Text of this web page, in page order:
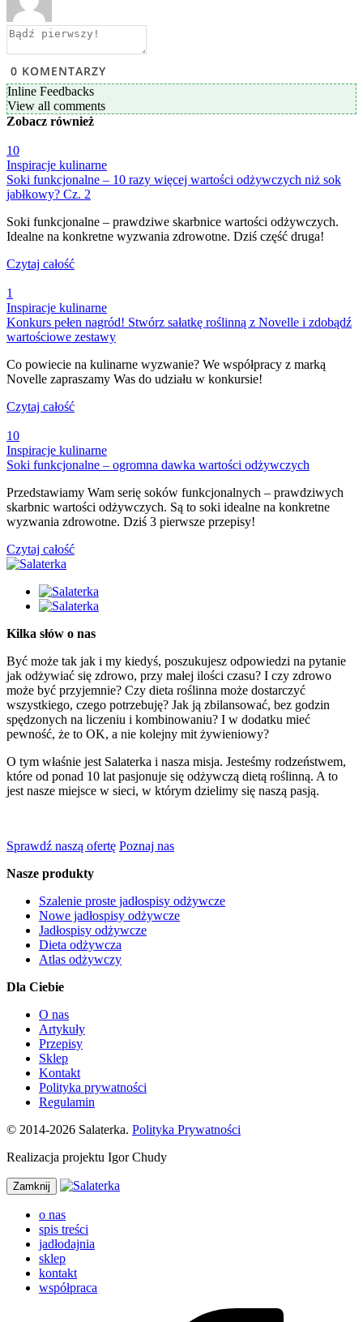
0 KOMENTARZY
Inline Feedbacks
View all comments
Zobacz również
10
Inspiracje kulinarne
Soki funkcjonalne – 10 razy więcej wartości odżywczych niż sok
jabłkowy? Cz. 2
Soki funkcjonalne – prawdziwe skarbnice wartości odżywczych.
Idealne na konkretne wyzwania zdrowotne. Dziś część druga!
Czytaj całość
1
Inspiracje kulinarne
Konkurs pełen nagród! Stwórz sałatkę roślinną z Novelle i zdobądź
wartościowe zestawy
Co powiecie na kulinarne wyzwanie? We współpracy z marką
Novelle zapraszamy Was do udziału w konkursie!
Czytaj całość
10
Inspiracje kulinarne
Soki funkcjonalne – ogromna dawka wartości odżywczych
Przedstawiamy Wam serię soków funkcjonalnych – prawdziwych
skarbnic wartości odżywczych. Są to soki idealne na konkretne
wyzwania zdrowotne. Dziś 3 pierwsze przepisy!
Czytaj całość
Kilka słów o nas
Być może tak jak i my kiedyś, poszukujesz odpowiedzi na pytanie
jak odżywiać się zdrowo, przy małej ilości czasu? I czy zdrowo
może być przyjemnie? Czy dieta roślinna może dostarczyć
wszystkiego, czego potrzebuję? Jak ją zbilansować, bez godzin
spędzonych na liczeniu i kombinowaniu? I w dodatku mieć
pewność, że to OK, a nie kolejny mit żywieniowy?
O tym właśnie jest Salaterka i nasza misja. Jesteśmy rodzeństwem,
które od ponad 10 lat pasjonuje się odżywczą dietą roślinną. A to
jest nasze miejsce w sieci, w którym dzielimy się naszą pasją.
Sprawdź naszą ofertę Poznaj nas
Nasze produkty
Szalenie proste jadłospisy odżywcze
Nowe jadłospisy odżywcze
Jadłospisy odżywcze
Dieta odżywcza
Atlas odżywczy
Dla Ciebie
O nas
Artykuły
Przepisy
Sklep
Kontakt
Polityka prywatności
Regulamin
© 2014-2026 Salaterka. Polityka Prywatności
Realizacja projektu Igor Chudy
Zamknij
o nas
spis treści
jadłodajnia
sklep
kontakt
współpraca